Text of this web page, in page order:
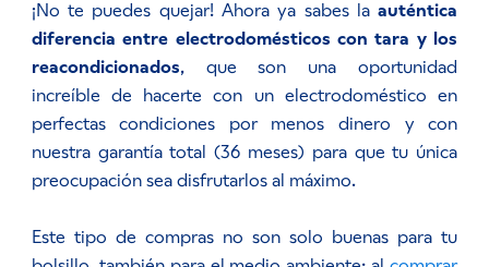
¡No te puedes quejar! Ahora ya sabes laauténtica
diferencia entre electrodomésticos con tara y los
reacondicionados, que son una oportunidad
increíble de hacerte con un electrodoméstico en
perfectas condiciones por menos dinero y con
nuestra garantía total (36 meses) para que tu única
preocupación sea disfrutarlos al máximo.
Este tipo de compras no son solo buenas para tu